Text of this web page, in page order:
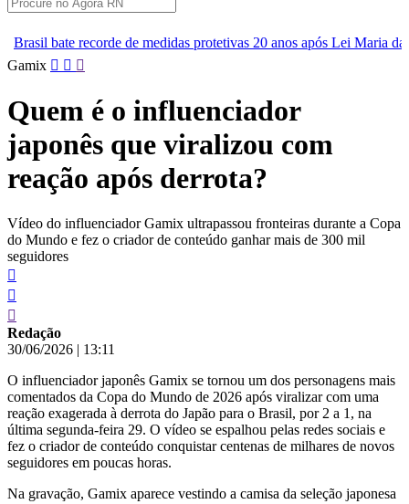
protetivas 20 anos após Lei Maria da Penha
ABC
Pular
conteúdo
Gamix
Quem é o influenciador
japonês que viralizou com
reação após derrota?
Vídeo do influenciador Gamix ultrapassou fronteiras durante a Copa
do Mundo e fez o criador de conteúdo ganhar mais de 300 mil
seguidores
Redação
30/06/2026 | 13:11
O influenciador japonês Gamix se tornou um dos personagens mais
comentados da Copa do Mundo de 2026 após viralizar com uma
reação exagerada à derrota do Japão para o Brasil, por 2 a 1, na
última segunda-feira 29. O vídeo se espalhou pelas redes sociais e
fez o criador de conteúdo conquistar centenas de milhares de novos
seguidores em poucas horas.
Na gravação, Gamix aparece vestindo a camisa da seleção japonesa